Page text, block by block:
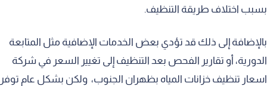
بسبب اختلاف طريقة التنظيف.
بالإضافة إلى ذلك قد تؤدي بعض الخدمات الإضافية مثل المتابعة
الدورية، أو تقارير الفحص بعد التنظيف إلى تغيير السعر في شركة
اسعار تنظيف خزانات المياه بظهران الجنوب، ولكن بشكل عام توفر